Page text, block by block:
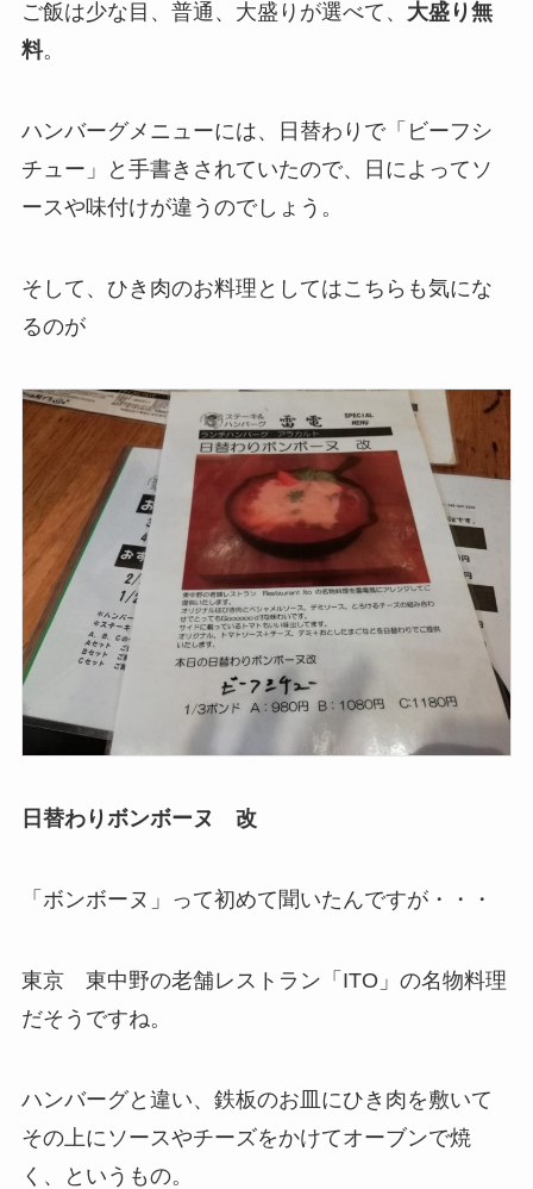
ご飯は少な目、普通、大盛りが選べて、 大盛り無
料。
ハンバーグメニューには、日替わりで「ビーフシ
チュー」と手書きされていたので、日によってソ
ースや味付けが違うのでしょう。
そして、ひき肉のお料理としてはこちらも気にな
るのが
日替わりボンボーヌ 改
「ボンボーヌ」って初めて聞いたんですが・・・
東京 東中野の老舗レストラン「ITO」の名物料理
だそうですね。
ハンバーグと違い、鉄板のお皿にひき肉を敷いて
その上にソースやチーズをかけてオーブンで焼
く、というもの。